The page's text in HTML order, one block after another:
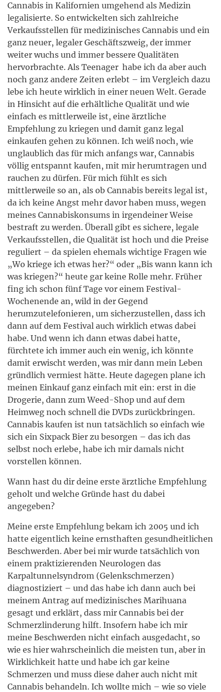
Cannabis in Kalifornien umgehend als Medizin
legalisierte. So entwickelten sich zahlreiche
Verkaufsstellen für medizinisches Cannabis und ein
ganz neuer, legaler Geschäftszweig, der immer
weiter wuchs und immer bessere Qualitäten
hervorbrachte. Als Teenager habe ich da aber auch
noch ganz andere Zeiten erlebt – im Vergleich dazu
lebe ich heute wirklich in einer neuen Welt. Gerade
in Hinsicht auf die erhältliche Qualität und wie
einfach es mittlerweile ist, eine ärztliche
Empfehlung zu kriegen und damit ganz legal
einkaufen gehen zu können. Ich weiß noch, wie
unglaublich das für mich anfangs war, Cannabis
völlig entspannt kaufen, mit mir herumtragen und
rauchen zu dürfen. Für mich fühlt es sich
mittlerweile so an, als ob Cannabis bereits legal ist,
da ich keine Angst mehr davor haben muss, wegen
meines Cannabiskonsums in irgendeiner Weise
bestraft zu werden. Überall gibt es sichere, legale
Verkaufsstellen, die Qualität ist hoch und die Preise
reguliert – da spielen ehemals wichtige Fragen wie
„Wo kriege ich etwas her?“ oder „Bis wann kann ich
was kriegen?“ heute gar keine Rolle mehr. Früher
fing ich schon fünf Tage vor einem Festival-
Wochenende an, wild in der Gegend
herumzutelefonieren, um sicherzustellen, dass ich
dann auf dem Festival auch wirklich etwas dabei
habe. Und wenn ich dann etwas dabei hatte,
fürchtete ich immer auch ein wenig, ich könnte
damit erwischt werden, was mir dann mein Leben
gründlich vermiest hätte. Heute dagegen plane ich
meinen Einkauf ganz einfach mit ein: erst in die
Drogerie, dann zum Weed-Shop und auf dem
Heimweg noch schnell die DVDs zurückbringen.
Cannabis kaufen ist nun tatsächlich so einfach wie
sich ein Sixpack Bier zu besorgen – das ich das
selbst noch erlebe, habe ich mir damals nicht
vorstellen können.
Wann hast du dir deine erste ärztliche Empfehlung
geholt und welche Gründe hast du dabei
angegeben?
Meine erste Empfehlung bekam ich 2005 und ich
hatte eigentlich keine ernsthaften gesundheitlichen
Beschwerden. Aber bei mir wurde tatsächlich von
einem praktizierenden Neurologen das
Karpaltunnelsyndrom (Gelenkschmerzen)
diagnostiziert – und das habe ich dann auch bei
meinem Antrag auf medizinisches Marihuana
gesagt und erklärt, dass mir Cannabis bei der
Schmerzlinderung hilft. Insofern habe ich mir
meine Beschwerden nicht einfach ausgedacht, so
wie es hier wahrscheinlich die meisten tun, aber in
Wirklichkeit hatte und habe ich gar keine
Schmerzen und muss diese daher auch nicht mit
Cannabis behandeln. Ich wollte mich – wie so viele